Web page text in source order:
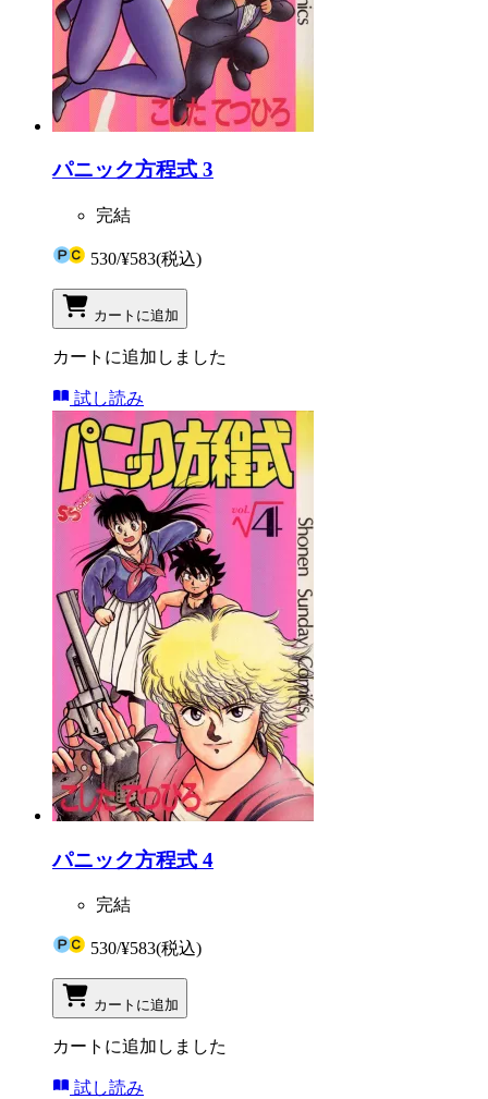
パニック方程式 3
完結
530/¥583(税込)
カートに追加
カートに追加しました
試し読み
パニック方程式 4
完結
530/¥583(税込)
カートに追加
カートに追加しました
試し読み